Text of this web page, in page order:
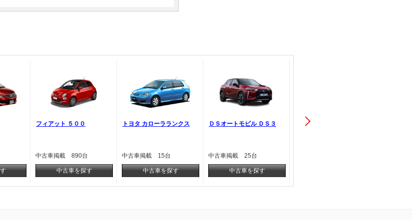
フィアット ５００
中古車掲載 890台
中古車を探す
トヨタ カローラランクス
中古車掲載 15台
中古車を探す
ＤＳオートモビル ＤＳ３
中古車掲載 25台
中古車を探す
アウディ Ｓ３